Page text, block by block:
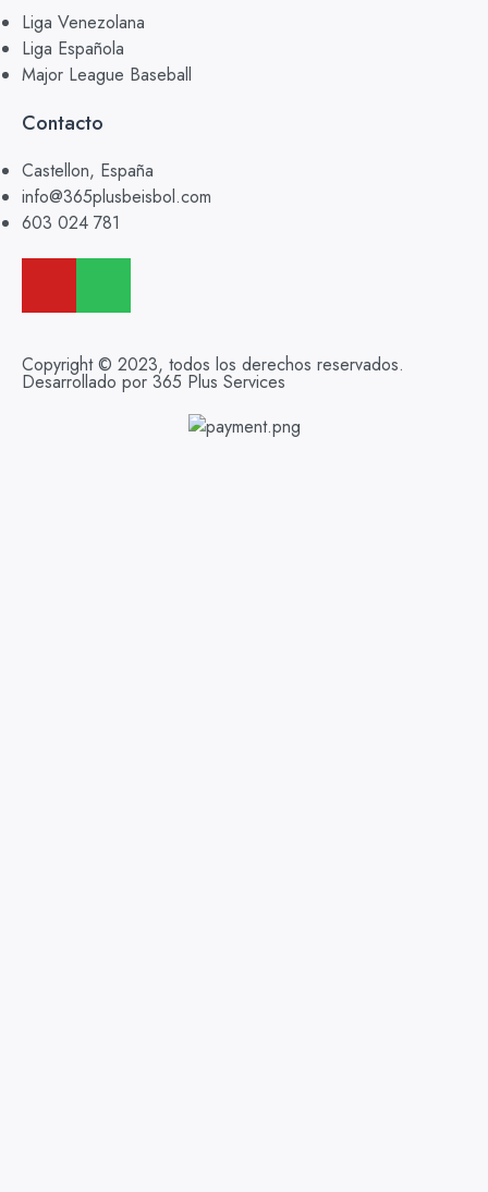
Liga Venezolana
Liga Española
Major League Baseball
Contacto
Castellon, España
info@365plusbeisbol.com
603 024 781
Copyright © 2023, todos los derechos reservados.
Desarrollado por 365 Plus Services